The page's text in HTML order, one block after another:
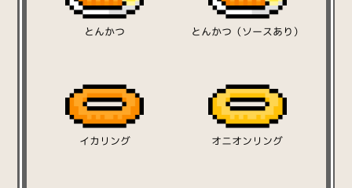
とんかつ とんかつ（ソースあり）
イカリング オニオンリング